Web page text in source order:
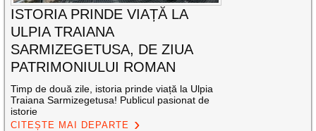
ISTORIA PRINDE VIAȚĂ LA
ULPIA TRAIANA
SARMIZEGETUSA, DE ZIUA
PATRIMONIULUI ROMAN
Timp de două zile, istoria prinde viață la Ulpia
Traiana Sarmizegetusa! Publicul pasionat de
istorie
CITEȘTE MAI DEPARTE